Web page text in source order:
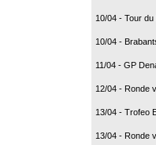
10/04 - Tour
10/04 -
11/04 - GP
12/04 - Ronde
13/04 - Trofeo
13/04 - Ronde